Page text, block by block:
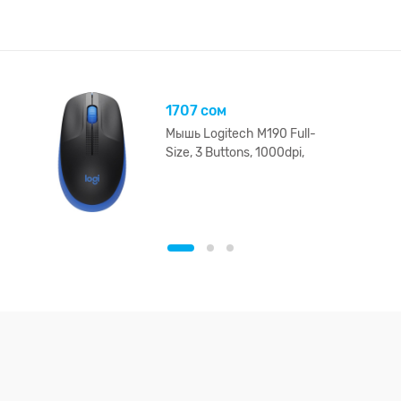
1707 сом
Мышь Logitech M190 Full-
Size, 3 Buttons, 1000dpi,